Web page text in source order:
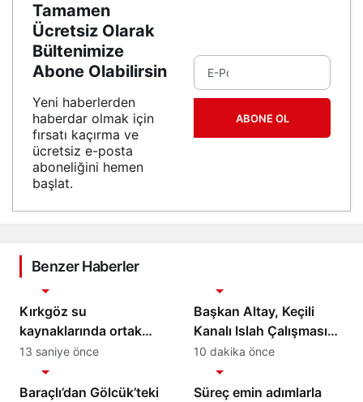
Tamamen
Ücretsiz Olarak
Bültenimize
Abone Olabilirsin
Yeni haberlerden
haberdar olmak için
fırsatı kaçırma ve
ücretsiz e-posta
aboneliğini hemen
başlat.
ABONE OL
Benzer Haberler
Kırkgöz su
kaynaklarında ortak
koruma seferberliği
13 saniye önce
Başkan Altay, Keçili
Kanalı Islah Çalışması
ve Murat Kurum
Caddesi’nde
İncelemelerde Bulundu
10 dakika önce
Baraçlı’dan Gölcük’teki
Gündem
Süreç emin adımlarla